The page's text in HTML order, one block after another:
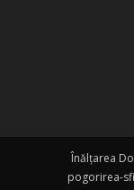
Înălțarea
pogorirea-